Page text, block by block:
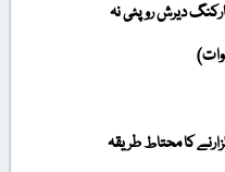
دیرش روپئی نہ
کا محتاط طریقہ